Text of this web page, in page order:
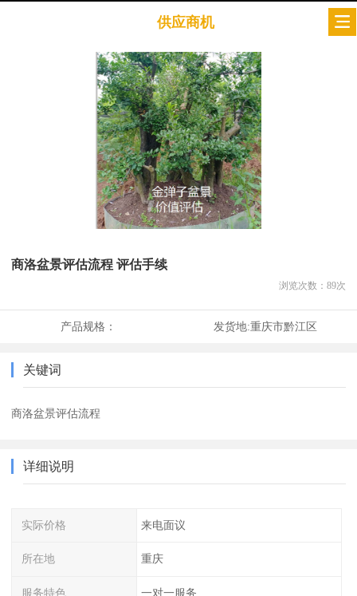
供应商机
商洛盆景评估流程 评估手续
浏览次数： 89次
产品规格： 发货地:重庆市黔江区
关键词
商洛盆景评估流程
详细说明
实际价格 来电面议
所在地 重庆
服务特色 一对一服务